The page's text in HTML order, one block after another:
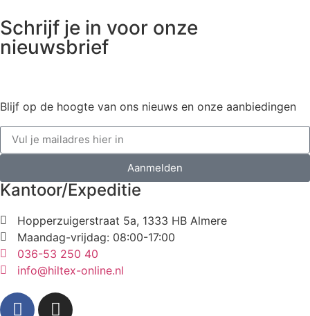
Schrijf je in voor onze
nieuwsbrief
Blijf op de hoogte van ons nieuws en onze aanbiedingen
Aanmelden
Kantoor/Expeditie
Hopperzuigerstraat 5a, 1333 HB Almere
Maandag-vrijdag: 08:00-17:00
036-53 250 40
info@hiltex-online.nl